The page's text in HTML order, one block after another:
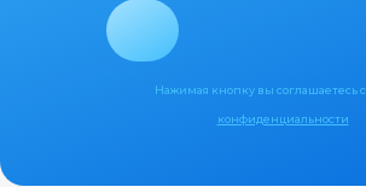
Нажимая кнопку вы соглашаетесь с
конфиденциальности